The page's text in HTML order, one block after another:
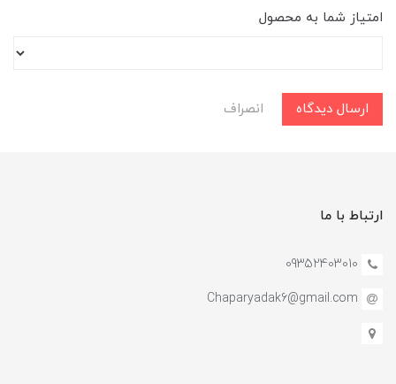
امتیاز شما به محصول
ارسال دیدگاه انصراف
ارتباط با ما
09352403010
Chaparyadak6@gmail.com